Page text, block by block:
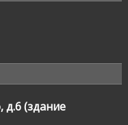
д.6 (здание